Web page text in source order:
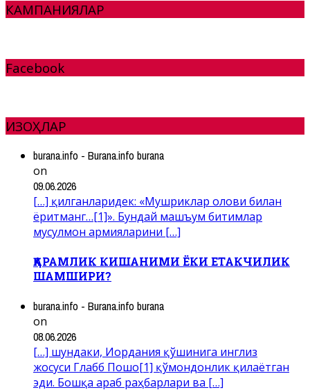
КАМПАНИЯЛАР
Facebook
ИЗОҲЛАР
burana.info - Burana.info burana
on
09.06.2026
[…] қилганларидек: «Мушриклар олови билан
ёритманг…[1]». Бундай машъум битимлар
мусулмон армияларини […]
ҚАРАМЛИК КИШАНИМИ ЁКИ ЕТАКЧИЛИК
ШАМШИРИ?
burana.info - Burana.info burana
on
08.06.2026
[…] шундаки, Иордания қўшинига инглиз
жосуси Глабб Пошо[1] қўмондонлик қилаётган
эди. Бошқа араб раҳбарлари ва […]